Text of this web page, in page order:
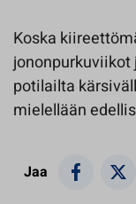
Koska
potilailta
mielellään
Jaa